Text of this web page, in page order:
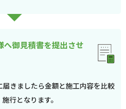
へ御見積書を提出させ
きましたら金額と施工内容を比較
行となります。